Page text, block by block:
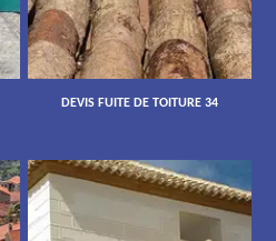
DEVIS FUITE DE TOITURE 34